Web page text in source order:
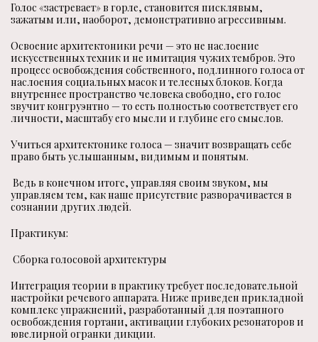
Голос «застревает» в горле, становится писклявым,
зажатым или, наоборот, демонстративно агрессивным.
Освоение архитектоники речи — это не наслоение
искусственных техник и не имитация чужих тембров. Это
процесс освобождения собственного, подлинного голоса от
наслоения социальных масок и телесных блоков. Когда
внутреннее пространство человека свободно, его голос
звучит конгруэнтно — то есть полностью соответствует его
личности, масштабу его мысли и глубине его смыслов.
Учиться архитектонике голоса — значит возвращать себе
право быть услышанным, видимым и понятым.
Ведь в конечном итоге, управляя своим звуком, мы
управляем тем, как наше присутствие разворачивается в
сознании других людей.
Практикум:
Сборка голосовой архитектуры
Интеграция теории в практику требует последовательной
настройки речевого аппарата. Ниже приведен прикладной
комплекс упражнений, разработанный для поэтапного
освобождения гортани, активации глубоких резонаторов и
ювелирной огранки дикции.